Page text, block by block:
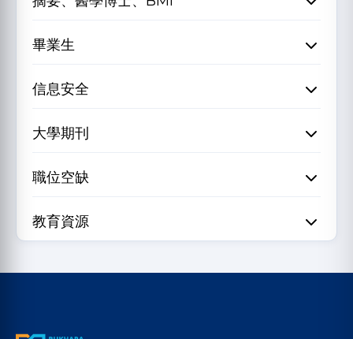
畢業生
信息安全
大學期刊
職位空缺
教育資源